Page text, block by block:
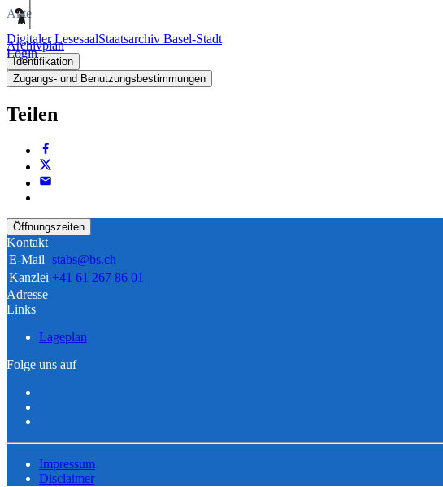
Digitaler LesesaalStaatsarchiv Basel-Stadt
Login
Akte
Archivplan
Identifikation
Zugangs- und Benutzungsbestimmungen
Teilen
Öffnungszeiten
Kontakt
E-Mail stabs@bs.ch
Kanzlei +41 61 267 86 01
Adresse
Links
Lageplan
Folge uns auf
Impressum
Disclaimer